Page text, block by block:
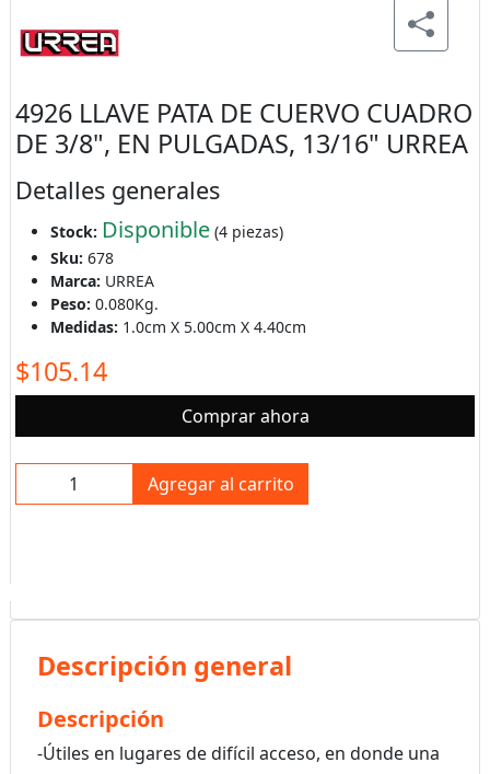
4926 LLAVE PATA DE CUERVO CUADRO
DE 3/8", EN PULGADAS, 13/16" URREA
Detalles generales
Stock: Disponible(4 piezas)
Sku: 678
Marca: URREA
Peso: 0.080Kg.
Medidas: 1.0cm X 5.00cm X 4.40cm
$105.14
Comprar ahora
Agregar al carrito
Descripción general
Descripción
-Útiles en lugares de difícil acceso, en donde una